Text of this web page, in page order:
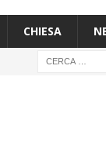
CHIESA